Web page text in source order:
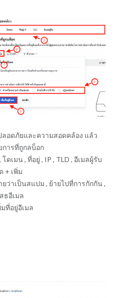
ลอดภัยและความสอดคล้อง แล้ว
การที่ถูกลบ็อก
ดเมน , ที่อยู่ , IP , TLD , อีเมลผู้รับ
+ เพิ่ม
ยว่าเป็นสแปม , ย้ายไปที่การกักกัน ,
ธอีเมล
มที่อยู่อีเมล